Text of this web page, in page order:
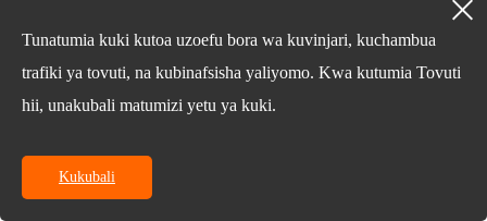
Dutch
Estonian
Filipino
Finnish
Gujarati
Haitian
Tunatumia kuki kutoa uzoefu bora wa kuvinjari, kuchambua
trafiki ya tovuti, na kubinafsisha yaliyomo. Kwa kutumia Tovuti
hii, unakubali matumizi yetu ya kuki.
Kukubali